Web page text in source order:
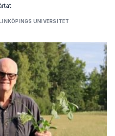
UNIVERSITET